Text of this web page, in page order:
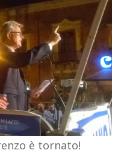
è tornato!